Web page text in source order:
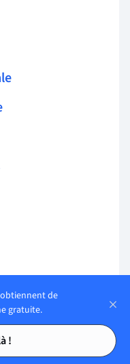
de
gratuite.
!